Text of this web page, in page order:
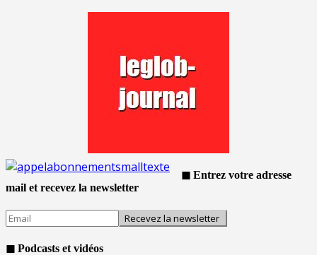
◼ Entrez votre adresse
mail et recevez la newsletter
◼ Podcasts et vidéos